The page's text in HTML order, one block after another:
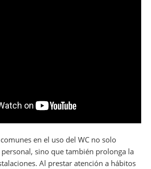
en el uso del WC no solo
sino que también prolonga la
Al prestar atención a hábitos